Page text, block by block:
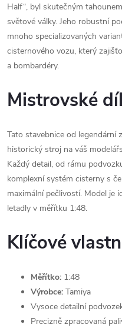
Half“, byl skutečným
světové války. Jeho robustní
mnoho specializovaných
cisternového vozu, který
a bombardéry.
Mistrovské
Tato stavebnice od legendární
historický stroj na váš
Každý detail, od rámu
komplexní systém cisterny s
maximální pečlivostí. Model je
letadly v měřítku 1:48.
Klíčové
Měřítko: 1:48
Výrobce: Tamiya
Vysoce detailní
Precizně zpracovaná